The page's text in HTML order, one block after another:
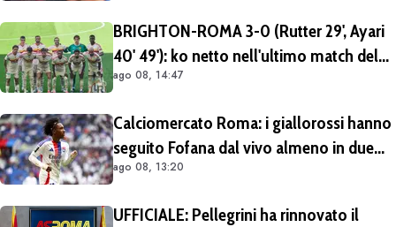
BRIGHTON-ROMA 3-0 (Rutter 29', Ayari
40' 49'): ko netto nell'ultimo match del
tour britannico (FOTO e VIDEO)
ago 08, 14:47
Calciomercato Roma: i giallorossi hanno
seguito Fofana dal vivo almeno in due
occasioni. Costa 40/45 milioni
ago 08, 13:20
UFFICIALE: Pellegrini ha rinnovato il